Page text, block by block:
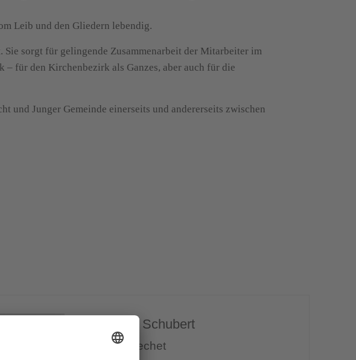
Leib und den Gliedern lebendig.
sorgt für gelingende Zusammenarbeit der Mitarbeiter im
für den Kirchenbezirk als Ganzes, aber auch für die
Junger Gemeinde einerseits und andererseits zwischen
Christoph Schubert
Bezirkskatechet